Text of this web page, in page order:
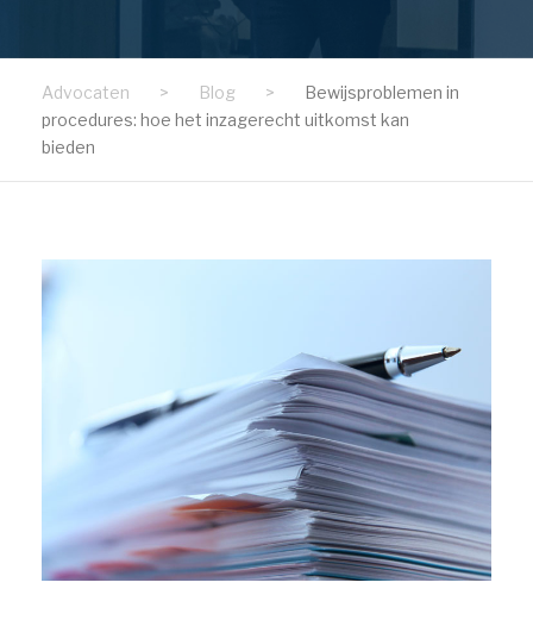
Advocaten > Blog >
Bewijsproblemen in
procedures: hoe het inzagerecht uitkomst kan
bieden